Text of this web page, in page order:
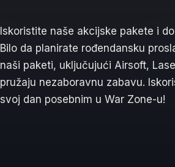
Iskoristite naše akcijske pakete i
Bilo da planirate rođendansku
naši paketi, uključujući Airsoft,
pružaju nezaboravnu zabavu.
svoj dan posebnim u War Zone-u!